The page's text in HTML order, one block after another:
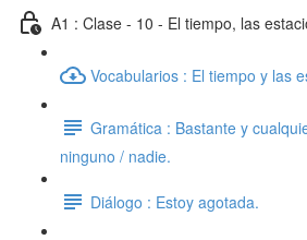
A1 : Clase - 10 - El tiempo, las
Vocabularios : El tiempo y las
Gramática : Bastante y
ninguno / nadie.
Diálogo : Estoy agotada.